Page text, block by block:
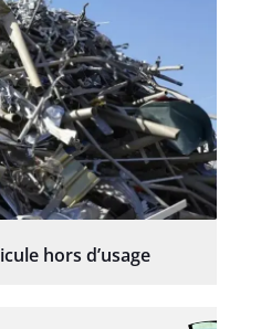
hors d’usage